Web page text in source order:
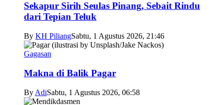
Sekapur Sirih Seulas Pinang, Sebait Rindu
dari Tepian Teluk
By KH PiliangSabtu, 1 Agustus 2026, 21:46
Gagasan
Makna di Balik Pagar
By AdiSabtu, 1 Agustus 2026, 06:58